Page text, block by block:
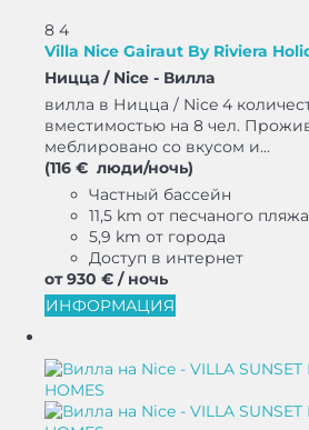
8 4
Villa Nice Gairaut By Riviera
Ницца / Nice - Вилла
вилла в Ницца / Nice 4
вместимостью на 8 чел.
меблировано со вкусом и...
(116 € люди/ночь)
Частный бассейн
11,5 km от песчаного пляжа
5,9 km от города
Доступ в интернет
от 930 € / ночь
ИНФОРМАЦИЯ